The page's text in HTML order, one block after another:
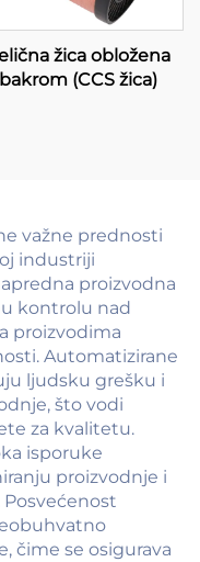
žica obložena
bakrom (CCS žica)
važne prednosti
industriji
proizvodna
kontrolu nad
proizvodima
Automatizirane
ljudsku grešku i
što vodi
za kvalitetu.
isporuke
proizvodnje i
čime se osigurava